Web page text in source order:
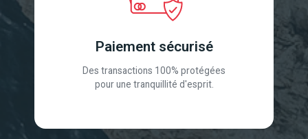
Paiement sécurisé
Des transactions 100% protégées
pour une tranquillité d'esprit.